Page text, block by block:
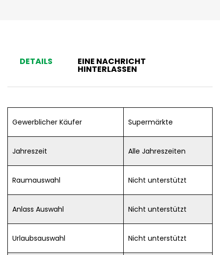
DETAILS EINE NACHRICHT
HINTERLASSEN
Gewerblicher Käufer Supermärkte
Jahreszeit Alle Jahreszeiten
Raumauswahl Nicht unterstützt
Anlass Auswahl Nicht unterstützt
Urlaubsauswahl Nicht unterstützt